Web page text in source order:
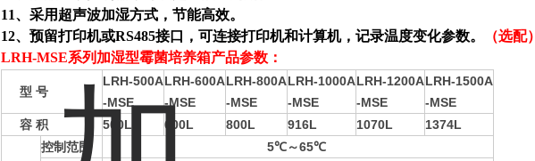
11、采用超声波加湿方式，节能高效。
12、预留打印机或RS485接口，可连接打印机和计算机，记录温度变化参数。
（选配）
LRH-MSE系列加湿型霉菌培养箱产品参数：
型 号
LRH-500A
-MSE
LRH-600A
-MSE
LRH-800A
-MSE
LRH-1000A
-MSE
LRH-1200A
-MSE
LRH-1500A
-MSE
容 积
500L 600L 800L 916L 1070L 1374L
控制范围
5℃～65℃